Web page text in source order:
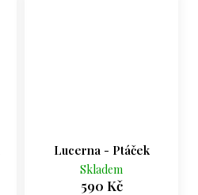
Lucerna - Ptáček
Skladem
590 Kč